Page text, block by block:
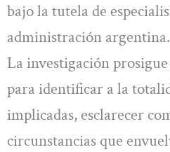
bajo la tutela de
administración argentina.
La investigación
para identificar a la
implicadas, esclarecer
circunstancias que